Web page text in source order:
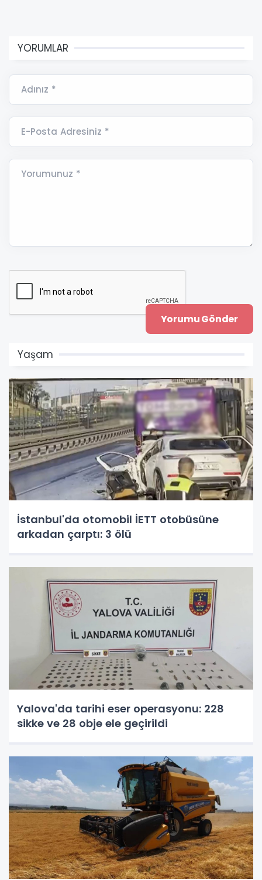
YORUMLAR
Adınız *
E-Posta Adresiniz *
Yorumunuz *
Yaşam
İstanbul'da otomobil İETT otobüsüne
arkadan çarptı: 3 ölü
Yalova'da tarihi eser operasyonu: 228
sikke ve 28 obje ele geçirildi